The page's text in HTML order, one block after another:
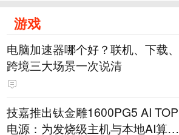
游戏
电脑加速器哪个好？联机、下载、
跨境三大场景一次说清
技嘉推出钛金雕1600PG5 AI TOP
电源：为发烧级主机与本地AI算力